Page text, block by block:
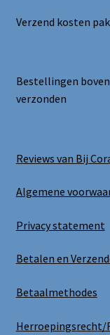
Verzend kosten
Bestellingen
verzonden
Reviews van Bij
Algemene
Privacy statement
Betalen en
Betaalmethodes
Herroepingsrecht/